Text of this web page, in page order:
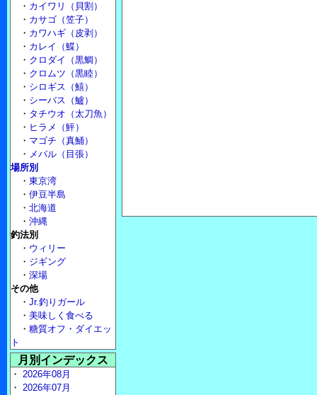
・ カイワリ（貝割）
・ カサゴ（笠子）
・ カワハギ（皮剥）
・ カレイ（鰈）
・ クロダイ（黒鯛）
・ クロムツ（黒睦）
・ シロギス（鱚）
・ シーバス（鱸）
・ タチウオ（太刀魚）
・ ヒラメ（鮃）
・ マゴチ（真鯒）
・ メバル（目張）
場所別
・ 東京湾
・ 伊豆半島
・ 北海道
・ 沖縄
釣法別
・ ウィリー
・ ジギング
・ 深場
その他
・ Jr.釣りガール
・ 美味しく食べる
・ 糖質オフ・ダイエッ
ト
月別インデックス
・ 2026年08月
・ 2026年07月